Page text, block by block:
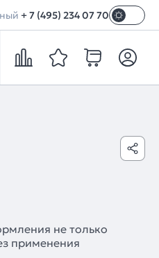
+ 7 (495) 234 07 70
не только
применения